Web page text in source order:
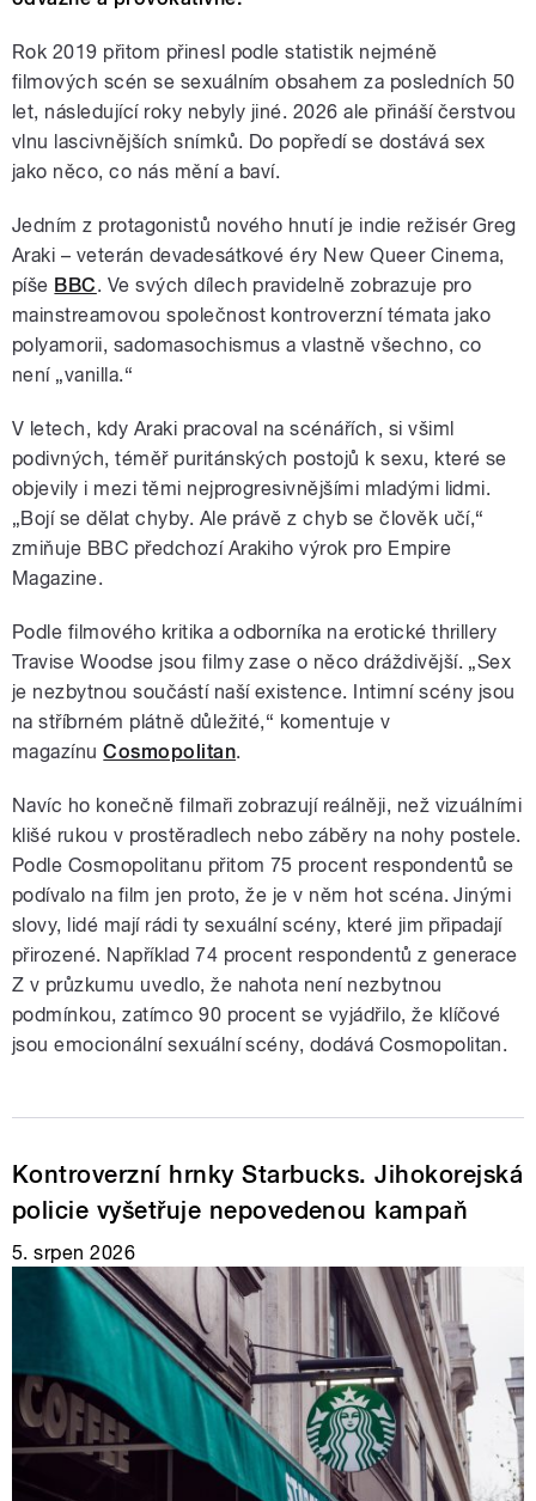
Rok 2019 přitom přinesl podle statistik nejméně
filmových scén se sexuálním obsahem za posledních 50
let, následující roky nebyly jiné. 2026 ale přináší čerstvou
vlnu lascivnějších snímků. Do popředí se dostává sex
jako něco, co nás mění a baví.
Jedním z protagonistů nového hnutí je indie režisér Greg
Araki – veterán devadesátkové éry New Queer Cinema,
píše BBC. Ve svých dílech pravidelně zobrazuje pro
mainstreamovou společnost kontroverzní témata jako
polyamorii, sadomasochismus a vlastně všechno, co
není „vanilla.“
V letech, kdy Araki pracoval na scénářích, si všiml
podivných, téměř puritánských postojů k sexu, které se
objevily i mezi těmi nejprogresivnějšími mladými lidmi.
„Bojí se dělat chyby. Ale právě z chyb se člověk učí,“
zmiňuje BBC předchozí Arakiho výrok pro Empire
Magazine.
Podle filmového kritika a odborníka na erotické thrillery
Travise Woodse jsou filmy zase o něco dráždivější. „Sex
je nezbytnou součástí naší existence. Intimní scény jsou
na stříbrném plátně důležité,“ komentuje v
magazínu Cosmopolitan.
Navíc ho konečně filmaři zobrazují reálněji, než vizuálními
klišé rukou v prostěradlech nebo záběry na nohy postele.
Podle Cosmopolitanu přitom 75 procent respondentů se
podívalo na film jen proto, že je v něm hot scéna. Jinými
slovy, lidé mají rádi ty sexuální scény, které jim připadají
přirozené. Například 74 procent respondentů z generace
Z v průzkumu uvedlo, že nahota není nezbytnou
podmínkou, zatímco 90 procent se vyjádřilo, že klíčové
jsou emocionální sexuální scény, dodává Cosmopolitan.
Kontroverzní hrnky Starbucks. Jihokorejská
policie vyšetřuje nepovedenou kampaň
5. srpen 2026